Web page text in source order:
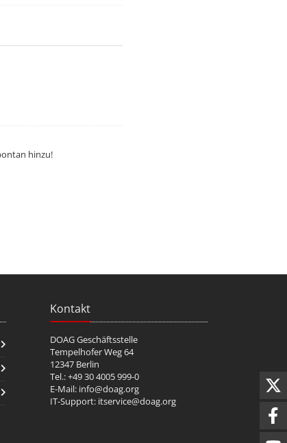
hinzu!
Kontakt
DOAG Geschäftsstelle
Tempelhofer Weg 64
12347 Berlin
Tel.: +49 30 4005 999-0
E-Mail: info@doag.org
IT-Support: itservice@doag.org